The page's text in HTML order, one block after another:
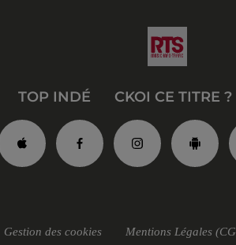
TOP INDÉ CKOI CE TITRE ?
Gestion des cookies Mentions Légales